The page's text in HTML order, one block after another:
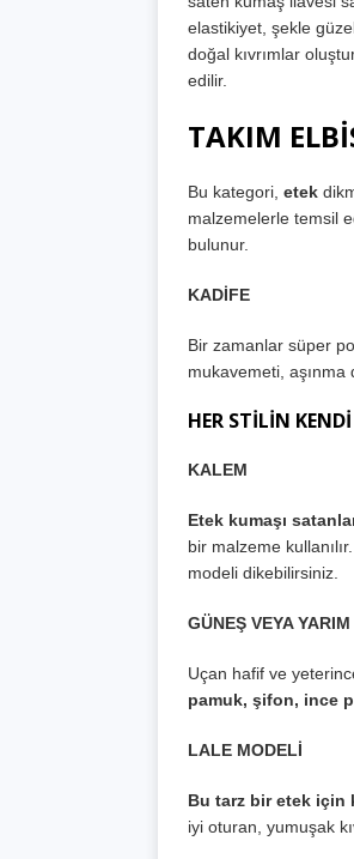
elastikiyet, şekle
doğal kıvrımlar
edilir.
TAKIM
Bu kategori, etek
malzemelerle temsil
bulunur.
KADİFE
Bir zamanlar süper
mukavemeti,
HER STİLİN
KALEM
Etek kumaşı
bir malzeme
modeli dikebilirsiniz.
GÜNEŞ VEYA
Uçan hafif ve
pamuk, şifon, ince
LALE MODELİ
Bu tarz bir etek için
iyi oturan, yumuşak